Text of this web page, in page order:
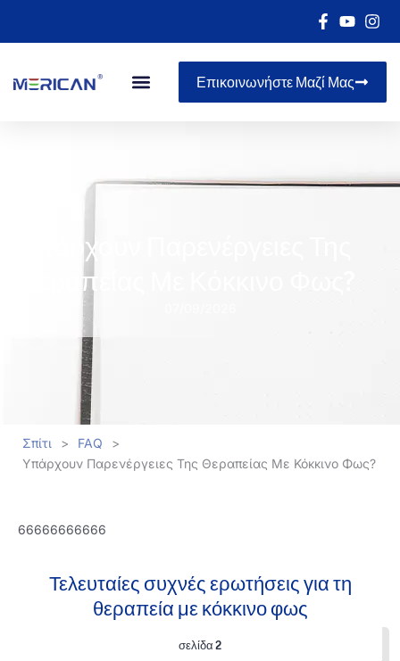
Επικοινωνήστε Μαζί Μας
Υπάρχουν Παρενέργειες Της
Θεραπείας Με Κόκκινο Φως?
Σπίτι > FAQ
>
Υπάρχουν Παρενέργειες Της Θεραπείας Με Κόκκινο Φως?
66666666666
Τελευταίες συχνές ερωτήσεις για τη
θεραπεία με κόκκινο φως
σελίδα 2